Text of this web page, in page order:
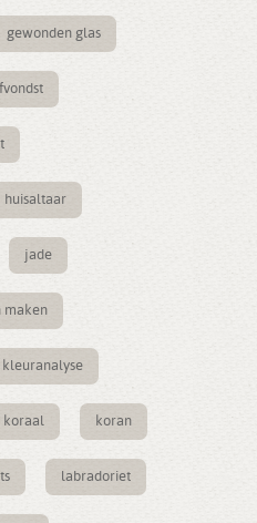
gewonden glas
huisaltaar
jade
maken
kleuranalyse
koraal koran
labradoriet